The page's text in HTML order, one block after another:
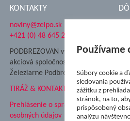
KONTAKTY
noviny@zelpo.sk
+421 (0) 48 645 2711
PODBREZOVAN vydáva
akciová spoločnosť
Železiarne Podbrezová
TIRÁŽ & KONTAKT
Prehlásenie o spracovaní
osobných údajov
ŠK
Používame
Súbory cookie a
sledovania
zážitku z
stránok, na to,
prispôsobený
analýzu